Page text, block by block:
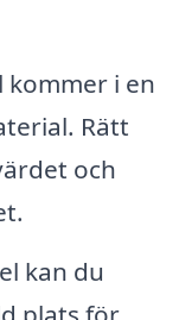
kommer i en
Rätt
och
kan du